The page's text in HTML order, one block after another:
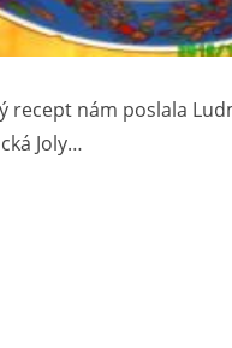
recept nám poslala
Joly…